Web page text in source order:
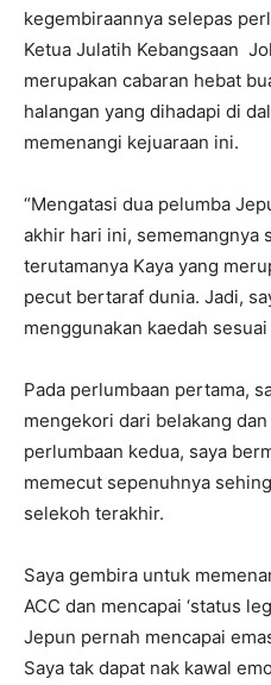
kegembiraannya selepas
Ketua Julatih Kebangsaan
merupakan cabaran hebat
halangan yang dihadapi di
memenangi kejuaraan ini.
“Mengatasi dua pelumba
akhir hari ini, sememangnya
terutamanya Kaya yang
pecut bertaraf dunia. Jadi,
menggunakan kaedah
Pada perlumbaan pertama,
mengekori dari belakang
perlumbaan kedua, saya
memecut sepenuhnya
selekoh terakhir.
Saya gembira untuk
ACC dan mencapai ‘status
Jepun pernah mencapai
Saya tak dapat nak kawal